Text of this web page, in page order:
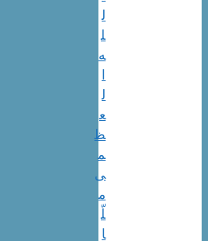
ه‌
ع
ظ
م
ی